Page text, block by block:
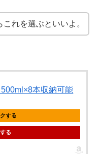
れを選ぶといいよ。
本収納可能
する
る